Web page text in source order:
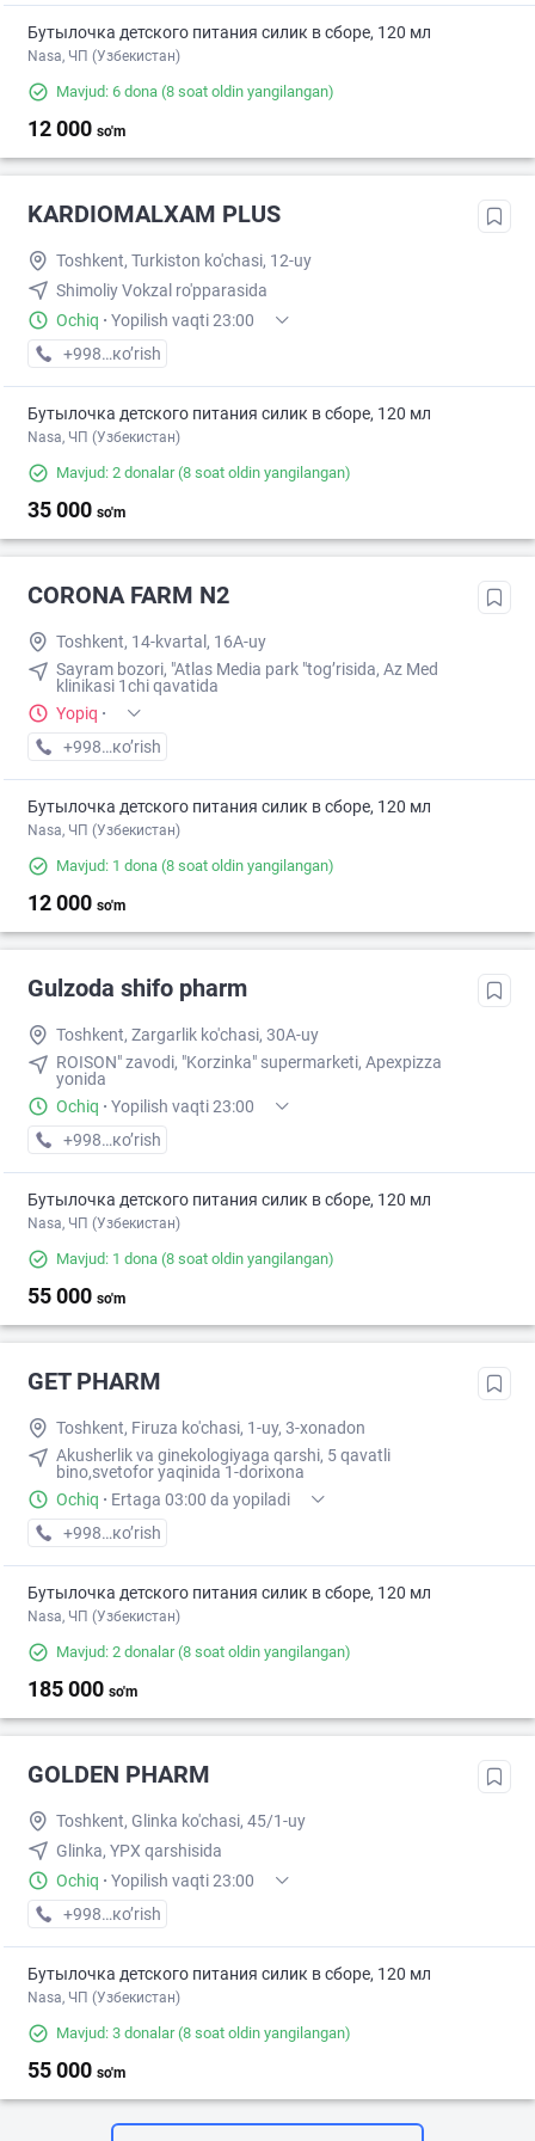
Бутылочка детского питания силик в сборе, 120 мл
Nasa, ЧП (Узбекистан)
Mavjud: 6 dona (8 soat oldin yangilangan)
12 000 so'm
KARDIOMALXAM PLUS
Toshkent, Turkiston ko'chasi, 12-uy
Shimoliy Vokzal ro'pparasida
Ochiq · Yopilish vaqti 23:00
+998 (98) XXX-XX-XX
кo’rish
Бутылочка детского питания силик в сборе, 120 мл
Nasa, ЧП (Узбекистан)
Mavjud: 2 donalar(8 soat oldin yangilangan)
35 000 so'm
CORONA FARM N2
Toshkent, 14-kvartal, 16A-uy
Sayram bozori, "Atlas Media park "tog’risida, Az Med
klinikasi 1chi qavatida
Yopiq ·
+998 (99) XXX-XX-XX
кo’rish
Бутылочка детского питания силик в сборе, 120 мл
Nasa, ЧП (Узбекистан)
Mavjud: 1 dona (8 soat oldin yangilangan)
12 000 so'm
Gulzoda shifo pharm
Toshkent, Zargarlik ko'chasi, 30A-uy
ROISON" zavodi, "Korzinka" supermarketi, Apexpizza
yonida
Ochiq · Yopilish vaqti 23:00
+998 (71) XXX-XX-XX
кo’rish
Бутылочка детского питания силик в сборе, 120 мл
Nasa, ЧП (Узбекистан)
Mavjud: 1 dona (8 soat oldin yangilangan)
55 000 so'm
GET PHARM
Toshkent, Firuza ko'chasi, 1-uy, 3-xonadon
Akusherlik va ginekologiyaga qarshi, 5 qavatli
bino,svetofor yaqinida 1-dorixona
Ochiq · Ertaga 03:00 da yopiladi
+998 (90) XXX-XX-XX
кo’rish
Бутылочка детского питания силик в сборе, 120 мл
Nasa, ЧП (Узбекистан)
Mavjud: 2 donalar(8 soat oldin yangilangan)
185 000 so'm
GOLDEN PHARM
Toshkent, Glinka ko'chasi, 45/1-uy
Glinka, YPX qarshisida
Ochiq · Yopilish vaqti 23:00
+998 (95) XXX-XX-XX
кo’rish
Бутылочка детского питания силик в сборе, 120 мл
Nasa, ЧП (Узбекистан)
Mavjud: 3 donalar(8 soat oldin yangilangan)
55 000 so'm